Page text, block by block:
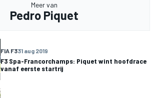
Meer van
Pedro Piquet
FIA F331 aug 2019
F3 Spa-Francorchamps: Piquet wint hoofdrace
vanaf eerste startrij